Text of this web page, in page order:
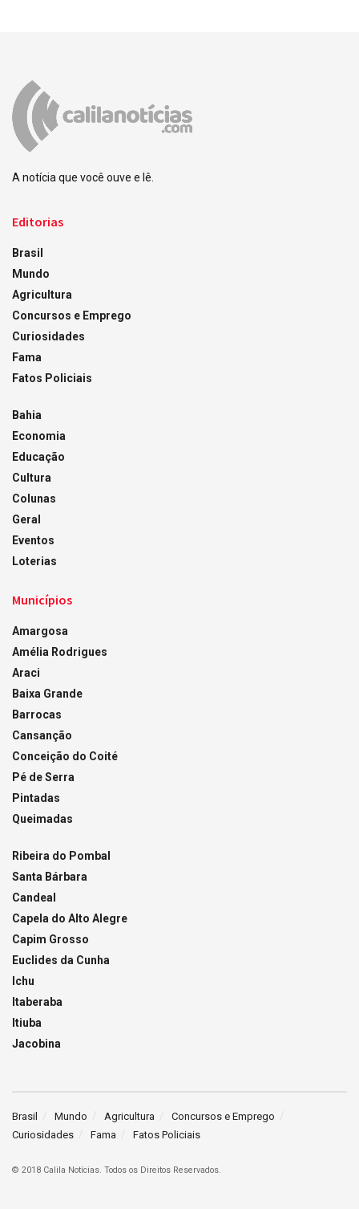
A notícia que você ouve e lê.
Editorias
Brasil
Mundo
Agricultura
Concursos e Emprego
Curiosidades
Fama
Fatos Policiais
Bahia
Economia
Educação
Cultura
Colunas
Geral
Eventos
Loterias
Municípios
Amargosa
Amélia Rodrigues
Araci
Baixa Grande
Barrocas
Cansanção
Conceição do Coité
Pé de Serra
Pintadas
Queimadas
Ribeira do Pombal
Santa Bárbara
Candeal
Capela do Alto Alegre
Capim Grosso
Euclides da Cunha
Ichu
Itaberaba
Itiuba
Jacobina
Brasil Mundo Agricultura
Concursos e Emprego
Curiosidades
Fama Fatos Policiais
© 2018 Calila Notícias. Todos os Direitos Reservados.